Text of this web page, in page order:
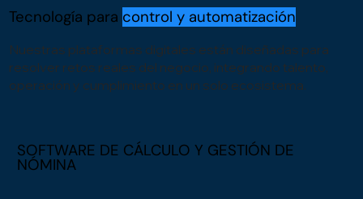
Tecnología para control y automatización
Nuestras plataformas digitales están diseñadas para
resolver retos reales del negocio, integrando talento,
operación y cumplimiento en un solo ecosistema.
SOFTWARE DE CÁLCULO Y GESTIÓN DE
NÓMINA